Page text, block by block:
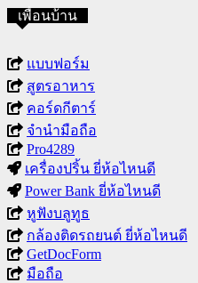
เพื่อนบ้าน
แบบฟอร์ม
สูตรอาหาร
คอร์ดกีตาร์
จำนำมือถือ
Pro4289
เครื่องปริ้น ยี่ห้อไหนดี
Power Bank ยี่ห้อไหนดี
หูฟังบลูทูธ
กล้องติดรถยนต์ ยี่ห้อไหนดี
GetDocForm
มือถือ